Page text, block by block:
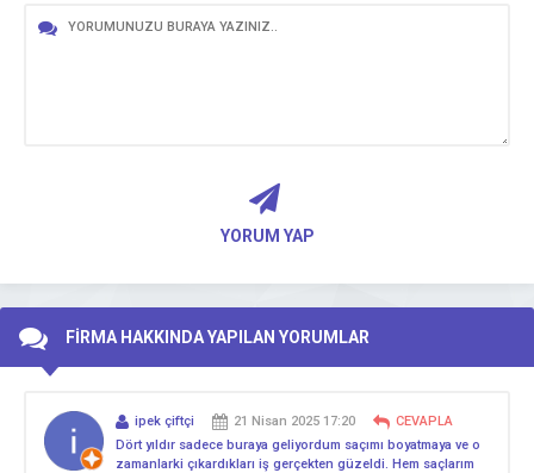
YORUM YAP
FİRMA HAKKINDA YAPILAN YORUMLAR
ipek çiftçi 21 Nisan 2025 17:20
CEVAPLA
Dört yıldır sadece buraya geliyordum saçımı boyatmaya ve o
zamanlarki çıkardıkları iş gerçekten güzeldi. Hem saçlarım